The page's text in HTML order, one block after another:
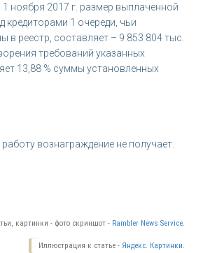
ноября 2017 г. размер выплаченной
кредиторами 1 очереди, чьи
в реестр, составляет – 9 853 804 тыс.
требований указанных
13,88 % суммы установленных
вознаграждение не получает.
картинки - фото скриншот - Rambler News Service.
Иллюстрация к статье - Яндекс. Картинки.